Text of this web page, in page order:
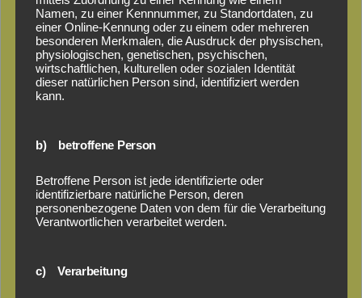
Sortiment:
Massivholzsauna, Systemsauna, Außensauna,
Saunaöfen
Namen, zu einer Kennnummer, zu Standortdaten, zu
einer Online-Kennung oder zu einem oder mehreren
besonderen Merkmalen, die Ausdruck der physischen,
physiologischen, genetischen, psychischen,
wirtschaftlichen, kulturellen oder sozialen Identität
dieser natürlichen Person sind, identifiziert werden
kann.
b) betroffene Person
Betroffene Person ist jede identifizierte oder
identifizierbare natürliche Person, deren
personenbezogene Daten von dem für die Verarbeitung
Verantwortlichen verarbeitet werden.
c) Verarbeitung